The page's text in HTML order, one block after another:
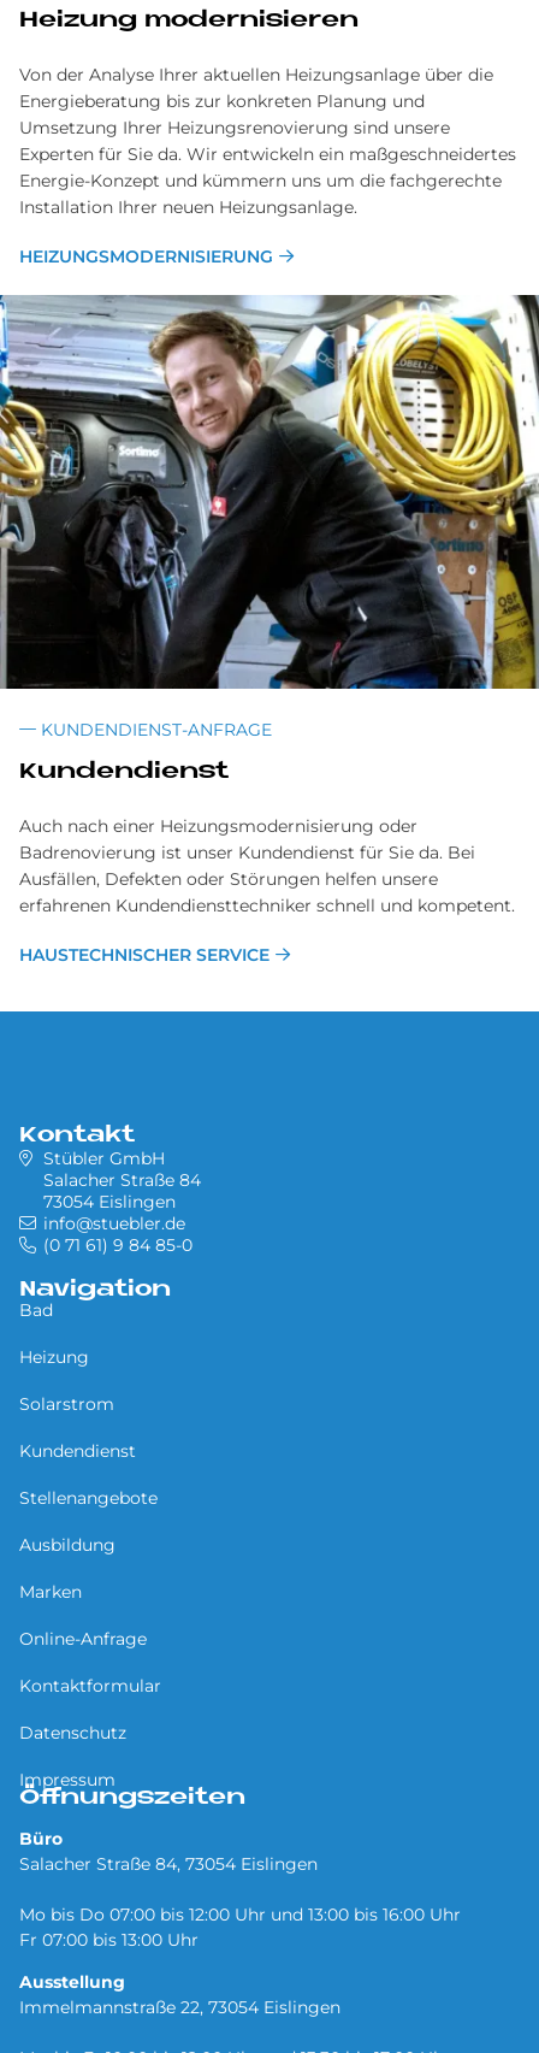
Heizung modernisieren
Von der Analyse Ihrer aktuellen Heizungsanlage über die
Energieberatung bis zur konkreten Planung und
Umsetzung Ihrer Heizungsrenovierung sind unsere
Experten für Sie da. Wir entwickeln ein maßgeschneidertes
Energie-Konzept und kümmern uns um die fachgerechte
Installation Ihrer neuen Heizungsanlage.
HEIZUNGSMODERNISIERUNG
KUNDENDIENST-ANFRAGE
Kundendienst
Auch nach einer Heizungsmodernisierung oder
Badrenovierung ist unser Kundendienst für Sie da. Bei
Ausfällen, Defekten oder Störungen helfen unsere
erfahrenen Kundendiensttechniker schnell und kompetent.
HAUSTECHNISCHER SERVICE
Kontakt
Stübler GmbH
Salacher Straße 84
73054 Eislingen
info@stuebler.de
(0 71 61) 9 84 85-0
Navigation
Bad
Heizung
Solarstrom
Kundendienst
Stellenangebote
Ausbildung
Marken
Online-Anfrage
Kontaktformular
Datenschutz
Impressum
Öffnungszeiten
Büro
Salacher Straße 84, 73054 Eislingen
Mo bis Do 07:00 bis 12:00 Uhr und 13:00 bis 16:00 Uhr
Fr 07:00 bis 13:00 Uhr
Ausstellung
Immelmannstraße 22, 73054 Eislingen